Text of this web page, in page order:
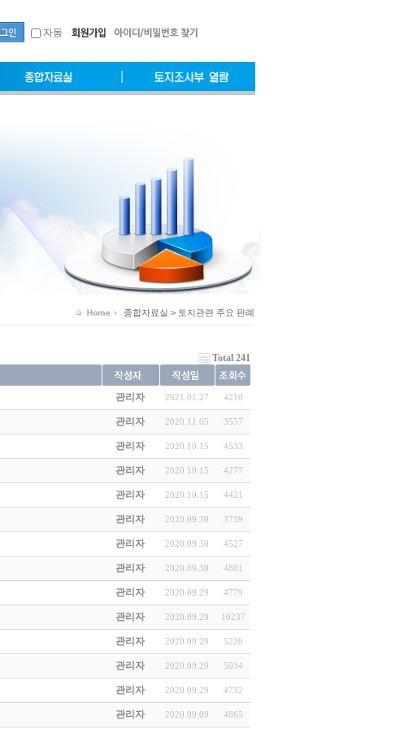
자동
종합자료실 > 토지관련 주요 판례
Total 241
관리자 2021.01.27 4210
관리자 2020.11.05 3557
관리자 2020.10.15 4533
관리자 2020.10.15 4277
관리자 2020.10.15 4421
관리자 2020.09.30 3759
관리자 2020.09.30 4527
관리자 2020.09.30 4801
관리자 2020.09.29 4779
관리자 2020.09.29 10237
관리자 2020.09.29 5220
관리자 2020.09.29 5034
관리자 2020.09.29 4732
관리자 2020.09.09 4865